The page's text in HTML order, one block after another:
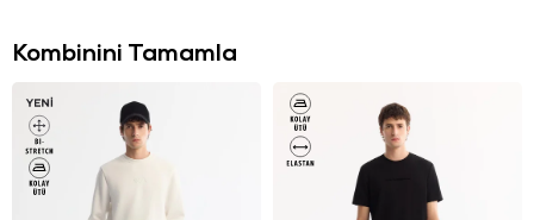
Kombinini Tamamla